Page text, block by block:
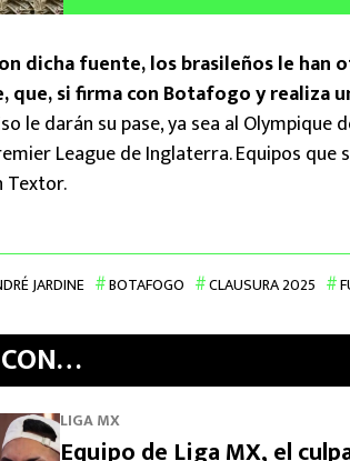
última oferta ¿Aceptará?
dicha fuente, los brasileños le
que, si firma con Botafogo y realiza
le darán su pase, ya sea al Olympique
League de Inglaterra. Equipos
Textor.
JARDINE BOTAFOGO CLAUSURA 2025
LIGA MX